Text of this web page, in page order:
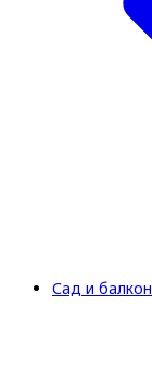
Сад и балкон